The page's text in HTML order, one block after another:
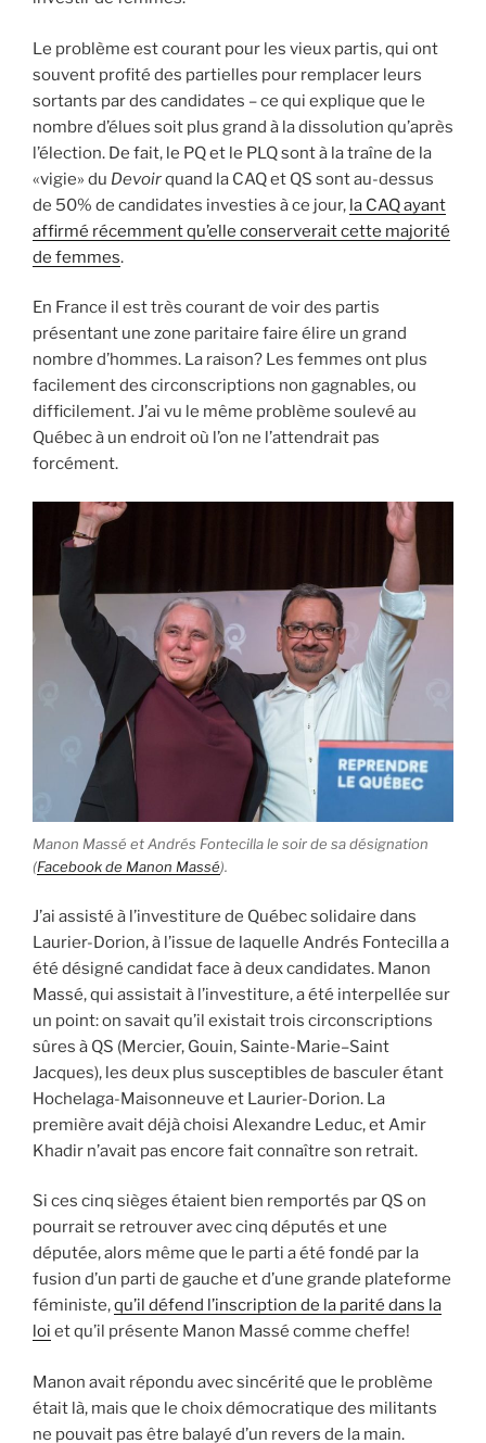
Le problème est courant pour les vieux partis, qui ont
souvent profité des partielles pour remplacer leurs
sortants par des candidates – ce qui explique que le
nombre d’élues soit plus grand à la dissolution qu’après
l’élection. De fait, le PQ et le PLQ sont à la traîne de la
«vigie» du Devoirquand la CAQ et QS sont au-dessus
de 50% de candidates investies à ce jour, la CAQ ayant
affirmé récemment qu’elle conserverait cette majorité
de femmes.
En France il est très courant de voir des partis
présentant une zone paritaire faire élire un grand
nombre d’hommes. La raison? Les femmes ont plus
facilement des circonscriptions non gagnables, ou
difficilement. J’ai vu le même problème soulevé au
Québec à un endroit où l’on ne l’attendrait pas
forcément.
Manon Massé et Andrés Fontecilla le soir de sa désignation
(Facebook de Manon Massé).
J’ai assisté à l’investiture de Québec solidaire dans
Laurier-Dorion, à l’issue de laquelle Andrés Fontecilla a
été désigné candidat face à deux candidates. Manon
Massé, qui assistait à l’investiture, a été interpellée sur
un point: on savait qu’il existait trois circonscriptions
sûres à QS (Mercier, Gouin, Sainte-Marie–Saint
Jacques), les deux plus susceptibles de basculer étant
Hochelaga-Maisonneuve et Laurier-Dorion. La
première avait déjà choisi Alexandre Leduc, et Amir
Khadir n’avait pas encore fait connaître son retrait.
Si ces cinq sièges étaient bien remportés par QS on
pourrait se retrouver avec cinq députés et une
députée, alors même que le parti a été fondé par la
fusion d’un parti de gauche et d’une grande plateforme
féministe,qu’il défend l’inscription de la parité dans la
loi et qu’il présente Manon Massé comme cheffe!
Manon avait répondu avec sincérité que le problème
était là, mais que le choix démocratique des militants
ne pouvait pas être balayé d’un revers de la main.